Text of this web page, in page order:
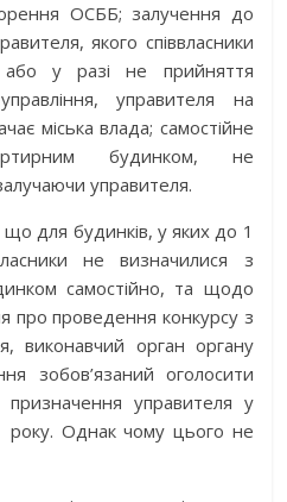
ОСББ; залучення до
якого співвласники
або у разі не прийняття
управителя на
міська влада; самостійне
будинком, не
управителя.
для будинків, у яких до 1
не визначилися з
самостійно, та щодо
про проведення конкурсу з
виконавчий орган органу
зобов’язаний оголосити
управителя у
року. Однак чому цього не